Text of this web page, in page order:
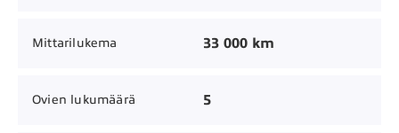
Mittarilukema 33 000 km
Ovien lukumäärä 5